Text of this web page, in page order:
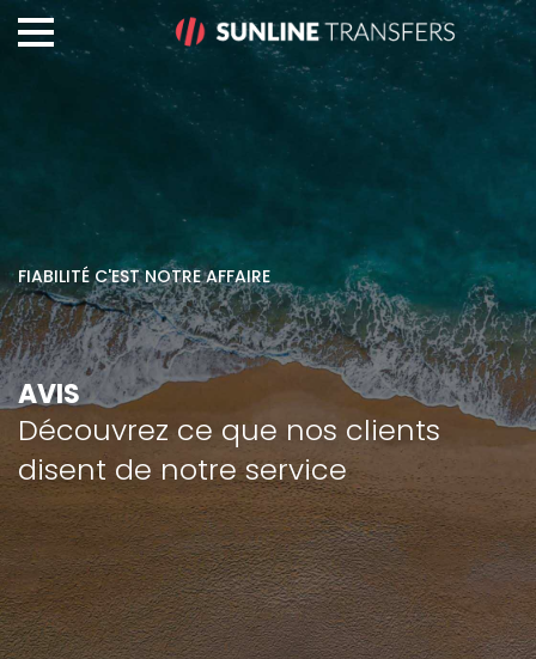
FIABILITÉ C'EST NOTRE AFFAIRE
AVIS
Découvrez ce que nos clients
disent de notre service